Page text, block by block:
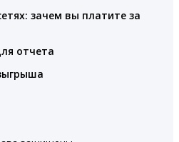
зачем вы платите за
отчета